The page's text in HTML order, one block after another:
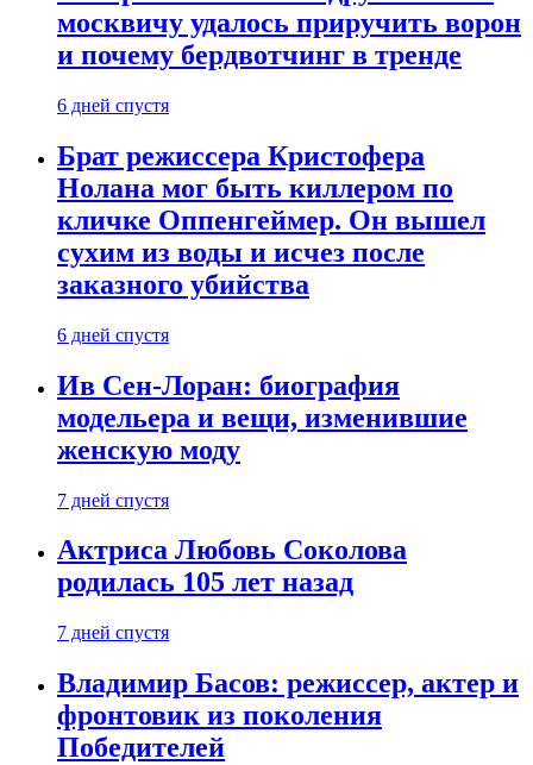
москвичу удалось приручить ворон
и почему бердвотчинг в тренде
6 дней спустя
Брат режиссера Кристофера
Нолана мог быть киллером по
кличке Оппенгеймер. Он вышел
сухим из воды и исчез после
заказного убийства
6 дней спустя
Ив Сен-Лоран: биография
модельера и вещи, изменившие
женскую моду
7 дней спустя
Актриса Любовь Соколова
родилась 105 лет назад
7 дней спустя
Владимир Басов: режиссер, актер и
фронтовик из поколения
Победителей